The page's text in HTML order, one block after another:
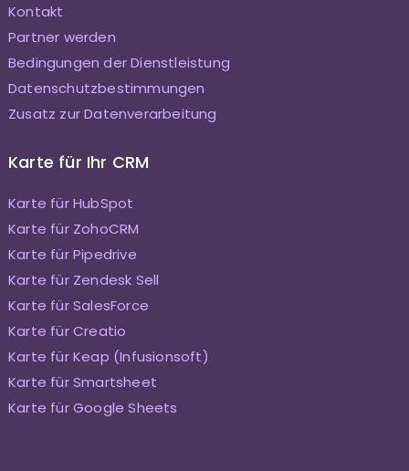
Kontakt
Partner werden
Bedingungen der Dienstleistung
Datenschutzbestimmungen
Zusatz zur Datenverarbeitung
Karte für Ihr CRM
Karte für HubSpot
Karte für ZohoCRM
Karte für Pipedrive
Karte für Zendesk Sell
Karte für SalesForce
Karte für Creatio
Karte für Keap (Infusionsoft)
Karte für Smartsheet
Karte für Google Sheets